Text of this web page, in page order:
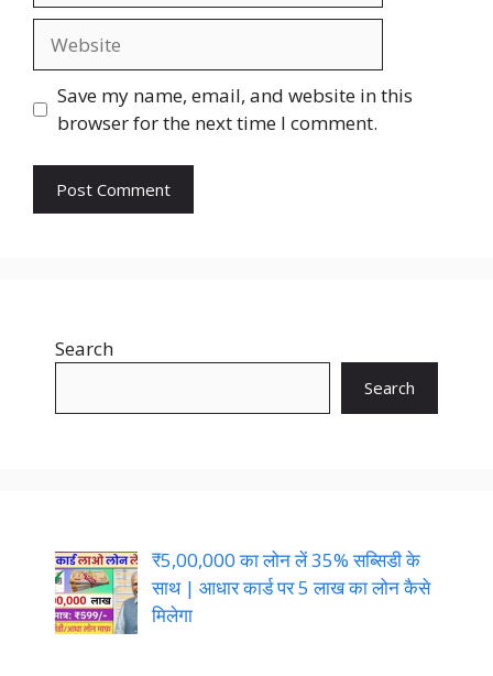
Save my name, email, and website in this
browser for the next time I comment.
Search
Search
₹5,00,000 का लोन लें 35% सब्सिडी के
साथ | आधार कार्ड पर 5 लाख का लोन कैसे
मिलेगा